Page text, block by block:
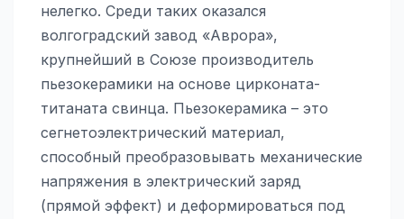
нелегко. Среди таких оказался
волгоградский завод «Аврора»,
крупнейший в Союзе производитель
пьезокерамики на основе цирконата-
титаната свинца. Пьезокерамика – это
сегнетоэлектрический материал,
способный преобразовывать механические
напряжения в электрический заряд
(прямой эффект) и деформироваться под